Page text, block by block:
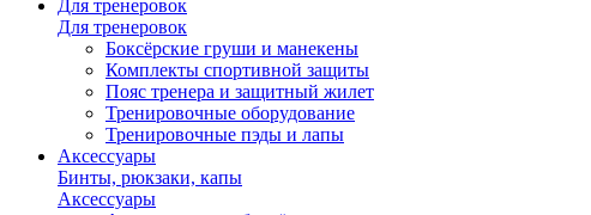
Для тренеровок
Для тренеровок
Боксёрские груши и манекены
Комплекты спортивной защиты
Пояс тренера и защитный жилет
Тренировочные оборудование
Тренировочные пэды и лапы
Аксессуары
Бинты, рюкзаки, капы
Аксессуары